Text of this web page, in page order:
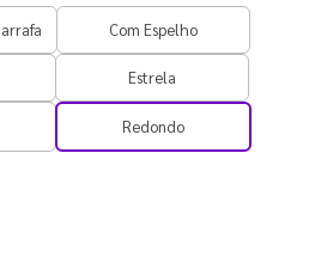
Com Espelho
Estrela
Redondo